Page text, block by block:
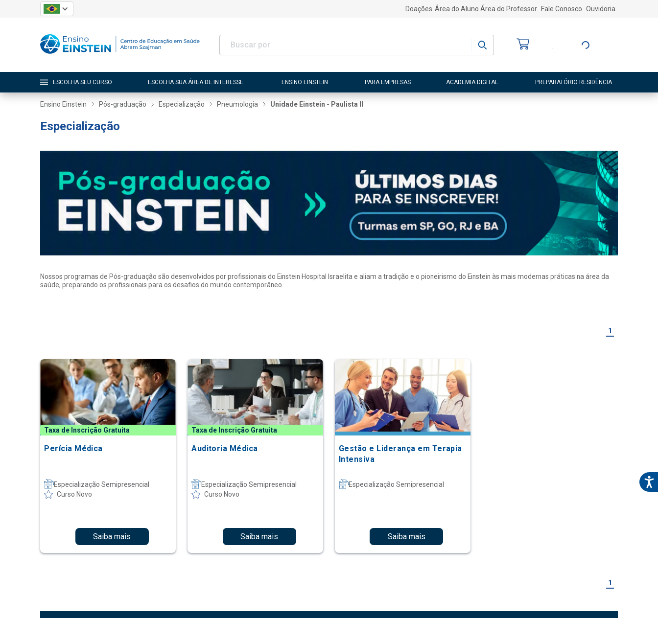
Doações Área do Aluno Área do Professor Fale Conosco Ouvidoria
Entre ou Cadastre-
ESCOLHA SEU CURSO ESCOLHA SUA ÁREA DE INTERESSE ENSINO EINSTEIN PARA EMPRESAS ACADEMIA DIGITAL PREPARATÓRIO RESIDÊNCIA
Ensino Einstein Pós-graduação Especialização Pneumologia Unidade Einstein - Paulista II
Especialização
Nossos programas de Pós-graduação são desenvolvidos por profissionais do Einstein Hospital Israelita e aliam a tradição e o pioneirismo do Einstein às mais modernas práticas na área da
saúde, preparando os profissionais para os desafios do mundo contemporâneo.
1
Taxa de Inscrição Gratuita
Perícia Médica
Especialização Semipresencial
Curso Novo
Saiba mais
Taxa de Inscrição Gratuita
Auditoria Médica
Especialização Semipresencial
Curso Novo
Saiba mais
Gestão e Liderança em Terapia
Intensiva
Especialização Semipresencial
Saiba mais
1